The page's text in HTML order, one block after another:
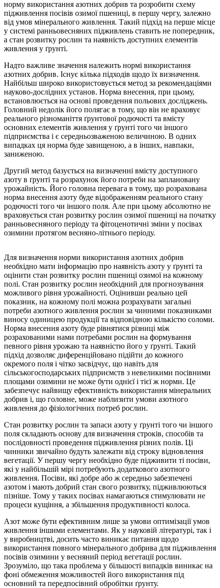
норму використання азотних добрив та розробити схему
підживлення посівів озимої пшениці, в першу чергу, залежно
від умов мінерального живлення. Такий підхід на перше місце
у системі ранньовесняних підживлень ставить не попередник,
а стан розвитку рослин та наявність доступних елементів
живлення у ґрунті.
Надто важливе значення належить нормі використання
азотних добрив. Існує кілька підходів щодо їх визначення.
Найбільш широко використовується метод за рекомендаціями
науково-дослідних установ. Норма внесення, при цьому,
встановлюється на основі проведення польових досліджень.
Головний недолік його полягає в тому, що він не враховує
реального різноманіття ґрунтової родючості та вмісту
основних елементів живлення у ґрунті того чи іншого
підприємства і є середньозваженою величиною. В одних
випадках ця норма буде завищеною, а в інших, навпаки,
заниженою.
Другий метод базується на визначенні вмісту доступного
азоту в ґрунті та розрахунок його потреби на заплановану
урожайність. Його головна перевага в тому, що розрахована
норма внесення азоту буде відображенням реального стану
родючості того чи іншого поля. Але при цьому абсолютно не
враховується стан розвитку рослин озимої пшениці на початку
ранньовесняного періоду та фітоценотичні зміни у посівах
озимини протягом весняно-літнього періоду.
Для визначення норми використання азотних добрив
необхідно мати інформацію про наявність азоту у ґрунті та
оцінити стан розвитку рослин пшениці озимої на кожному
полі. Стан розвитку рослин необхідний для прогнозування
можливого рівня урожайності. Оцінивши реально цей
показник, на кожному полі можна розрахувати загальні
потреби азотного живлення рослин за чинними показниками
виносу одиницею продукції та відповідною кількістю соломи.
Норма внесення азоту буде рівнятися різниці між
розрахованими нами потребами рослин на формування
певного рівня урожаю та наявністю його у ґрунті. Такий
підхід дозволяє диференційовано підійти до кожного
окремого поля і чітко засвідчує, що навіть для
сільськогосподарських підприємств з невеликими посівними
площами озимини не може бути однієї і тієї ж норми. Це
забезпечує найвищу ефективність використання мінеральних
добрив і, що головне, може наблизити умови азотного
живлення до фізіологічних потреб рослин.
Стан розвитку рослин та запаси азоту у ґрунті того чи іншого
поля складають основу для визначення строків, способів та
послідовності проведення підживлення різних полів. Ці
чинники звичайно будуть залежати від строку відновлення
вегетації. У першу чергу необхідно буде підживити ті посіви,
які у найбільшій мірі потребують додаткового азотного
живлення. Посіви, які добре або ж середньо забезпечені
азотом і мають добрий стан свого розвитку, підживлюються
пізніше. Тому у таких посівах намагаються стимулювати не
процеси кущіння, а збільшення продуктивності колоса.
Азот може бути ефективним лише за умови оптимізації умов
живлення іншими елементами. Як у науковій літературі, так і
у виробництві, досить часто виникає питання щодо
використання повного мінерального добрива для підживлення
посівів озимини у весняний період вегетації рослин.
Зрозуміло, що така проблема у більшості випадків виникає на
фоні обмеження можливостей його використання під
основний та передпосівний обробітки ґрунту.